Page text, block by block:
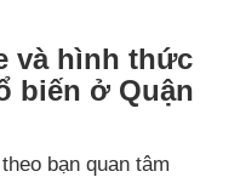
và hình thức
biến ở Quận
bạn quan tâm